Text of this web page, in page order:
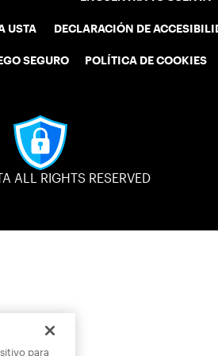
USTA
SEGURO
DECLARACIÓN DE
POLÍTICA DE COOKIES
ALL RIGHTS RESERVED
para